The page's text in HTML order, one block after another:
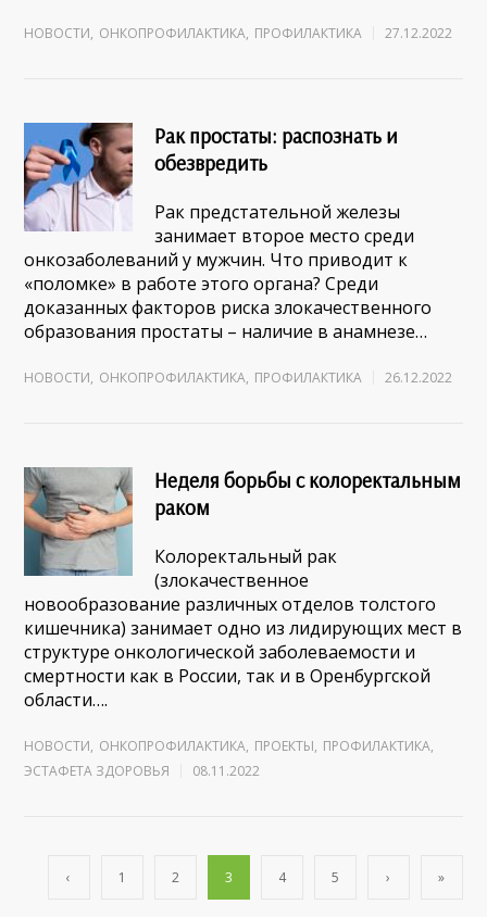
НОВОСТИ, ОНКОПРОФИЛАКТИКА, ПРОФИЛАКТИКА 27.12.2022
Рак простаты: распознать и
обезвредить
Рак предстательной железы
занимает второе место среди
онкозаболеваний у мужчин. Что приводит к
«поломке» в работе этого органа? Среди
доказанных факторов риска злокачественного
образования простаты – наличие в анамнезе…
НОВОСТИ, ОНКОПРОФИЛАКТИКА, ПРОФИЛАКТИКА 26.12.2022
Неделя борьбы с колоректальным
раком
Колоректальный рак
(злокачественное
новообразование различных отделов толстого
кишечника) занимает одно из лидирующих мест в
структуре онкологической заболеваемости и
смертности как в России, так и в Оренбургской
области….
НОВОСТИ, ОНКОПРОФИЛАКТИКА, ПРОЕКТЫ, ПРОФИЛАКТИКА,
ЭСТАФЕТА ЗДОРОВЬЯ
08.11.2022
‹ 1 2 3 4 5 › »